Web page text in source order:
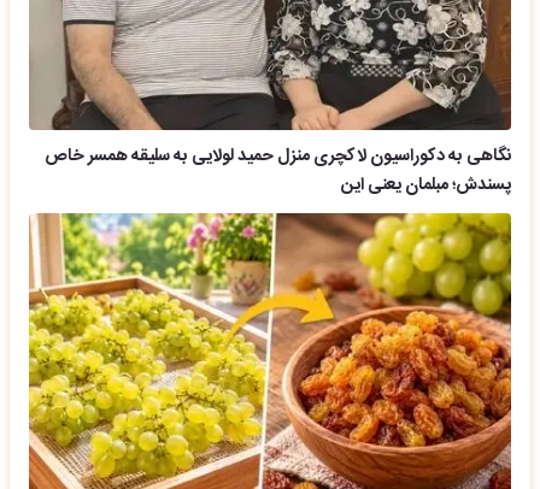
نگاهی به دکوراسیون لاکچری منزل حمید لولایی به سلیقه همسر خاص
پسندش؛ مبلمان یعنی این